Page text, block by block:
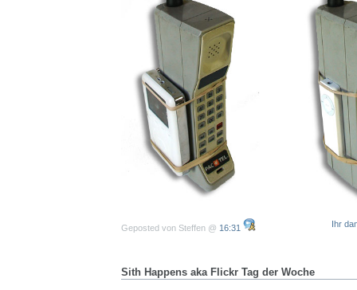
Geposted von Steffen @ 16:31 Ihr
Sith Happens aka Flickr Tag der Woche